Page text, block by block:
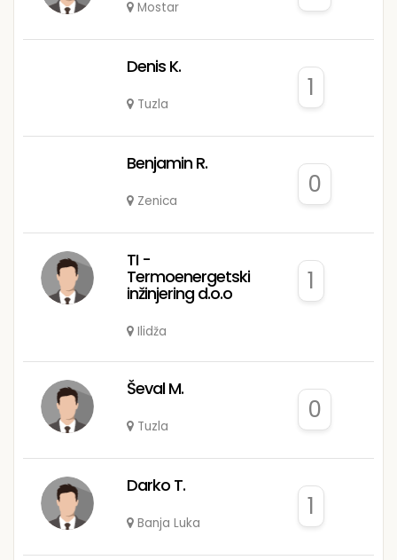
Mostar
Denis K.
Tuzla
1
Benjamin R.
Zenica
0
TI -
Termoenergetski
inžinjering d.o.o
Ilidža
1
Ševal M.
Tuzla
0
Darko T.
Banja Luka
1